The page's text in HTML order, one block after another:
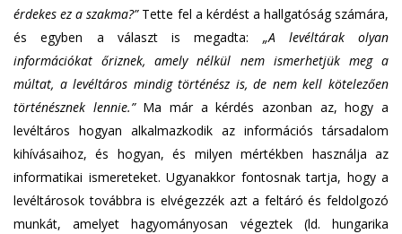
érdekes ez a szakma?”Tette fel a kérdést a hallgatóság számára,
és egyben a választ is megadta: „A levéltárak olyan
információkat őriznek, amely nélkül nem ismerhetjük meg a
múltat, a levéltáros mindig történész is, de nem kell kötelezően
történésznek lennie.” Ma már a kérdés azonban az, hogy a
levéltáros hogyan alkalmazkodik az információs társadalom
kihívásaihoz, és hogyan, és milyen mértékben használja az
informatikai ismereteket. Ugyanakkor fontosnak tartja, hogy a
levéltárosok továbbra is elvégezzék azt a feltáró és feldolgozó
munkát, amelyet hagyományosan végeztek (ld. hungarika